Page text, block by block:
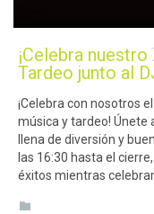
¡Celebra
Tardeo junto al
¡Celebra con nosotros
música y tardeo! Únete
llena de diversión y
las 16:30 hasta el
éxitos mientras
